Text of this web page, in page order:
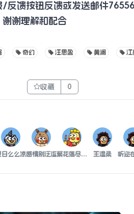
/反馈按钮反馈或发送邮件
谢理解和配合
奇幻 汪思盈 黄澜 江
收藏 0
日么么凉感情别泛滥 繁花落尽冬雪来 王温柔